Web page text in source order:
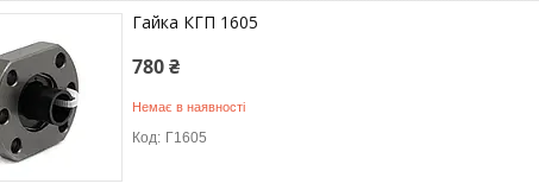
Гайка КГП 1605
780 ₴
Немає в наявності
Г1605